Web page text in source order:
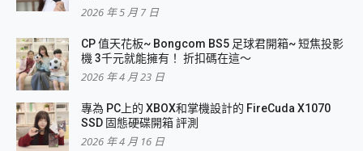
2026 年 5 月 7 日
CP 值天花板~ Bongcom BS5 足球君開箱~ 短焦投影
機 3千元就能擁有！ 折扣碼在這～
2026 年 4 月 23 日
專為 PC上的 XBOX和掌機設計的 FireCuda X1070
SSD 固態硬碟開箱 評測
2026 年 4 月 16 日